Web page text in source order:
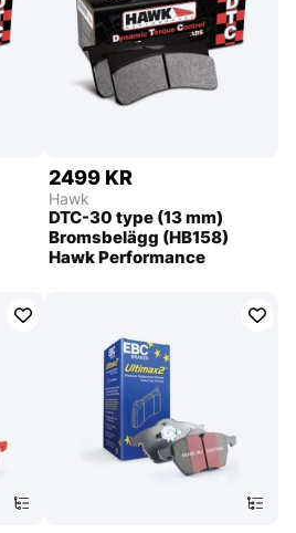
2499 KR
Hawk
DTC-30 type (13 mm)
Bromsbelägg (HB158)
Hawk Performance